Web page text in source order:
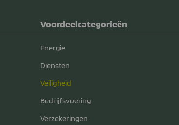
Voordeelcategorieën
Energie
Diensten
Veiligheid
Bedrijfsvoering
Verzekeringen